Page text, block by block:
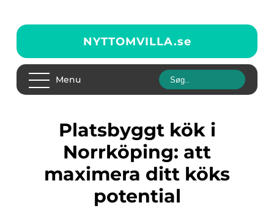
NYTTOMVILLA.se
Menu
Platsbyggt kök i
Norrköping: att
maximera ditt köks
potential